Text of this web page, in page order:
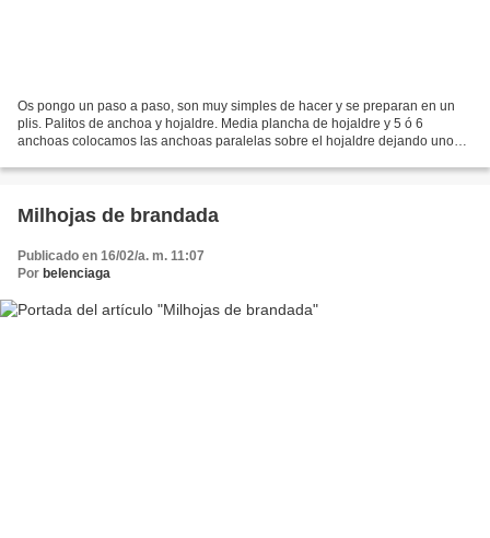
Os pongo un paso a paso, son muy simples de hacer y se preparan en un
plis. Palitos de anchoa y hojaldre. Media plancha de hojaldre y 5 ó 6
anchoas colocamos las anchoas paralelas sobre el hojaldre dejando unos
Milhojas de brandada
Publicado en 16/02/a. m. 11:07
Por belenciaga